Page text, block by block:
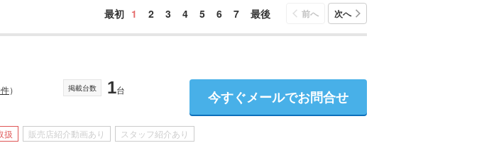
最初 1 2 3 4 5 6 7 最後 前へ 次へ
）
掲載台数 1台 今すぐメールでお問合せ
扱 販売店紹介動画あり スタッフ紹介あり